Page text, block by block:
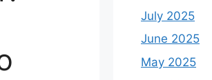
July 2025
June 2025
May 2025